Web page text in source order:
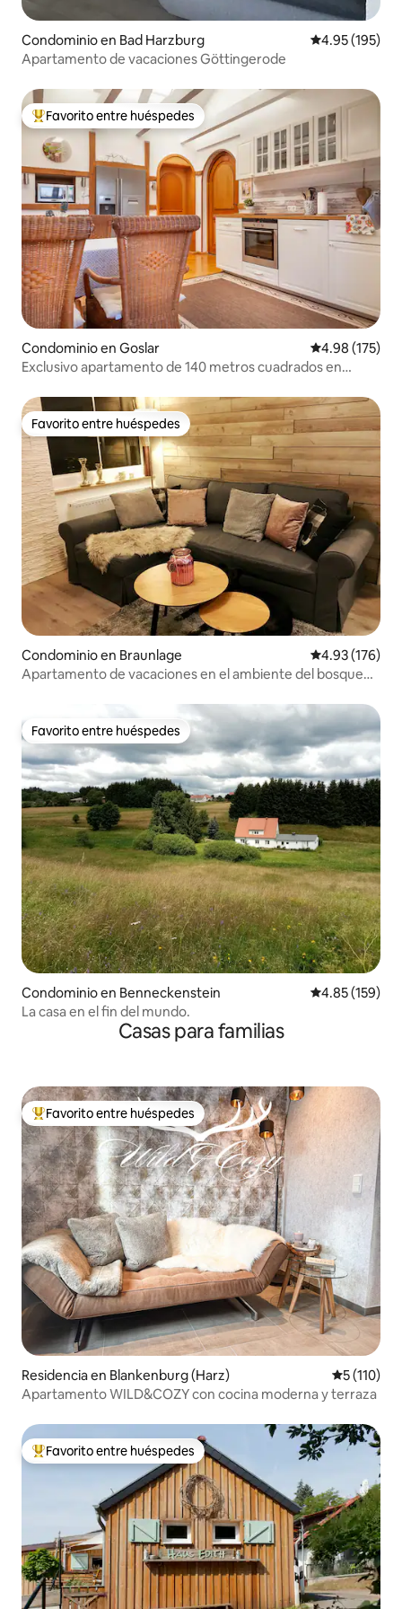
Condominio en Bad Harzburg Calificación
4.95 (195)
Apartamento de vacaciones Göttingerode
De los mejores en Favorito entre huéspedes
Favorito entre huéspedes
Condominio en Goslar Calificación
4.98 (175)
Exclusivo apartamento de 140 metros cuadrados en
Favorito entre huéspedes
Favorito entre huéspedes
Condominio en Braunlage Calificación
4.93 (176)
Apartamento de vacaciones en el ambiente del bosque
Favorito entre huéspedes
Favorito entre huéspedes
Condominio en Benneckenstein Calificación
4.85 (159)
La casa en el fin del mundo.
Casas para familias
De los mejores en Favorito entre huéspedes
Favorito entre huéspedes
Residencia en Blankenburg (Harz)
5 (110)
Apartamento WILD&COZY con cocina moderna y terraza
De los mejores en Favorito entre huéspedes
Favorito entre huéspedes